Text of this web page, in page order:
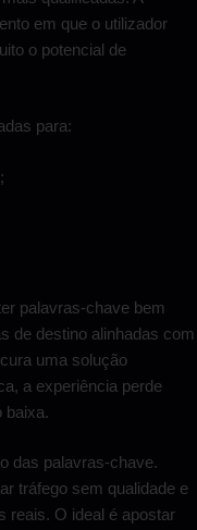
em que o utilizador
o potencial de
para:
palavras-chave bem
de destino alinhadas com
uma solução
a experiência perde
baixa.
das palavras-chave.
tráfego sem qualidade e
reais. O ideal é apostar